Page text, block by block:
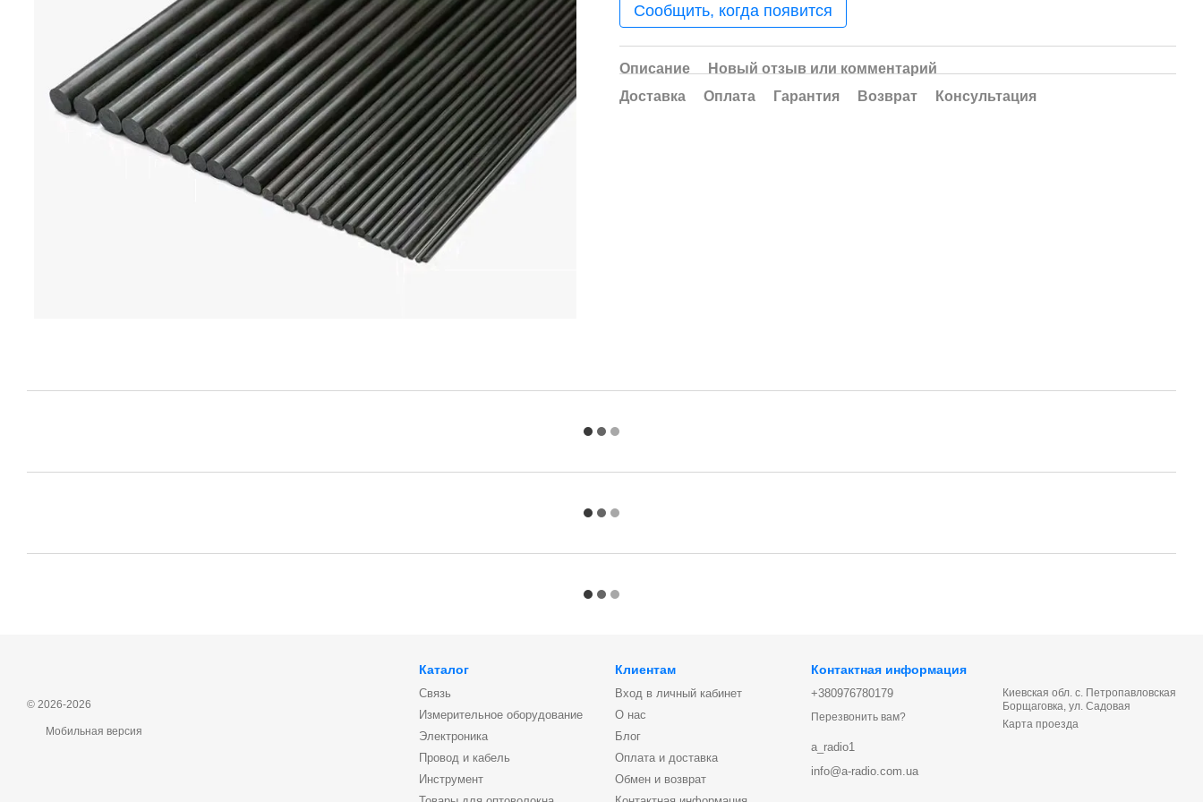
Сообщить, когда появится
Описание
Новый отзыв или комментарий
Доставка
Оплата Гарантия Возврат Консультация
© 2026-2026
Мобильная версия
Каталог
Связь
Измерительное оборудование
Электроника
Провод и кабель
Инструмент
Клиентам
Вход в личный кабинет
О нас
Блог
Оплата и доставка
Обмен и возврат
Контактная информация
+380976780179
Перезвонить вам?
a_radio1
info@a-radio.com.ua
Киевская обл. с. Петропавловская
Борщаговка, ул. Садовая
Карта проезда